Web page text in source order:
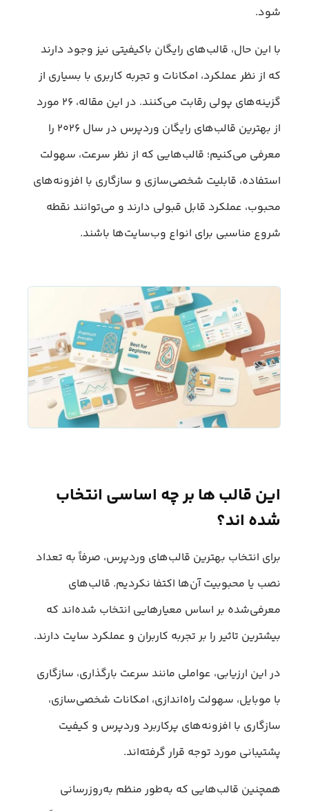
شود.
با این حال، قالب‌های رایگان باکیفیتی نیز وجود دارند
که از نظر عملکرد، امکانات و تجربه کاربری با بسیاری از
گزینه‌های پولی رقابت می‌کنند. در این مقاله، ۲۶ مورد
از بهترین قالب‌های رایگان وردپرس در سال ۲۰۲۶ را
معرفی می‌کنیم؛ قالب‌هایی که از نظر سرعت، سهولت
استفاده، قابلیت شخصی‌سازی و سازگاری با افزونه‌های
محبوب، عملکرد قابل قبولی دارند و می‌توانند نقطه
شروع مناسبی برای انواع وب‌سایت‌ها باشند.
این قالب ها بر چه اساسی انتخاب
شده اند؟
برای انتخاب بهترین قالب‌های وردپرس، صرفاً به تعداد
نصب یا محبوبیت آن‌ها اکتفا نکردیم. قالب‌های
معرفی‌شده بر اساس معیارهایی انتخاب شده‌اند که
بیشترین تاثیر را بر تجربه کاربران و عملکرد سایت دارند.
در این ارزیابی، عواملی مانند سرعت بارگذاری، سازگاری
با موبایل، سهولت راه‌اندازی، امکانات شخصی‌سازی،
سازگاری با افزونه‌های پرکاربرد وردپرس و کیفیت
پشتیبانی مورد توجه قرار گرفته‌اند.
همچنین قالب‌هایی که به‌طور منظم به‌روزرسانی